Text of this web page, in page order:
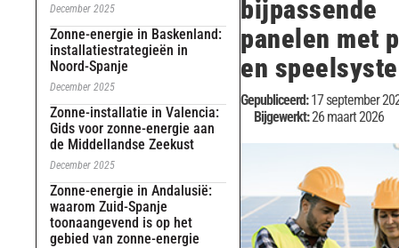
December 2025
Zonne-energie in Baskenland:
installatiestrategieën in
Noord-Spanje
December 2025
Zonne-installatie in Valencia:
Gids voor zonne-energie aan
de Middellandse Zeekust
December 2025
Zonne-energie in Andalusië:
waarom Zuid-Spanje
toonaangevend is op het
gebied van zonne-energie
bijpassende
panelen met
en
Gepubliceerd: 17 september
Bijgewerkt:26 maart 2026